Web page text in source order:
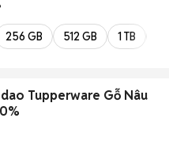
256 GB 512 GB 1 TB
Tupperware Gỗ Nâu